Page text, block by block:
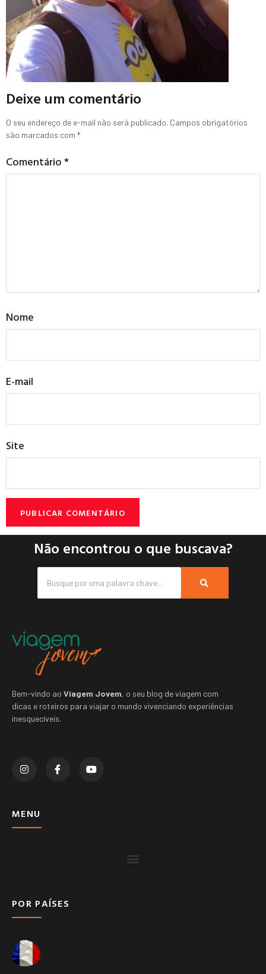
Deixe um comentário
O seu endereço de e-mail não será publicado. Campos obrigatórios
são marcados com *
Comentário*
Nome
E-mail
Site
Não encontrou o que buscava?
Bem-vindo ao Viagem Jovem, o seu blog de viagem com
dicas e roteiros para viajar o mundo vivenciando experiências
inesquecíveis.
MENU
POR PAÍSES